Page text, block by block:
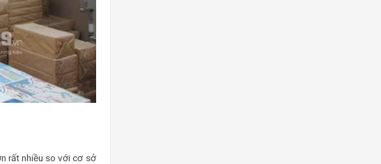
rất nhiều so với cơ sở